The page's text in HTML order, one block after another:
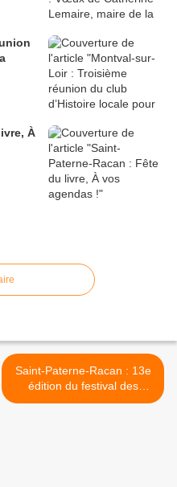
À
Saint-Paterne-Racan : 13e
édition du festival des
Kampagn'Arts >